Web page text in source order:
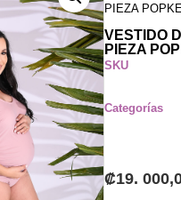
PIEZA
VESTIDO
PIEZA
SKU
Categorías
₡19.